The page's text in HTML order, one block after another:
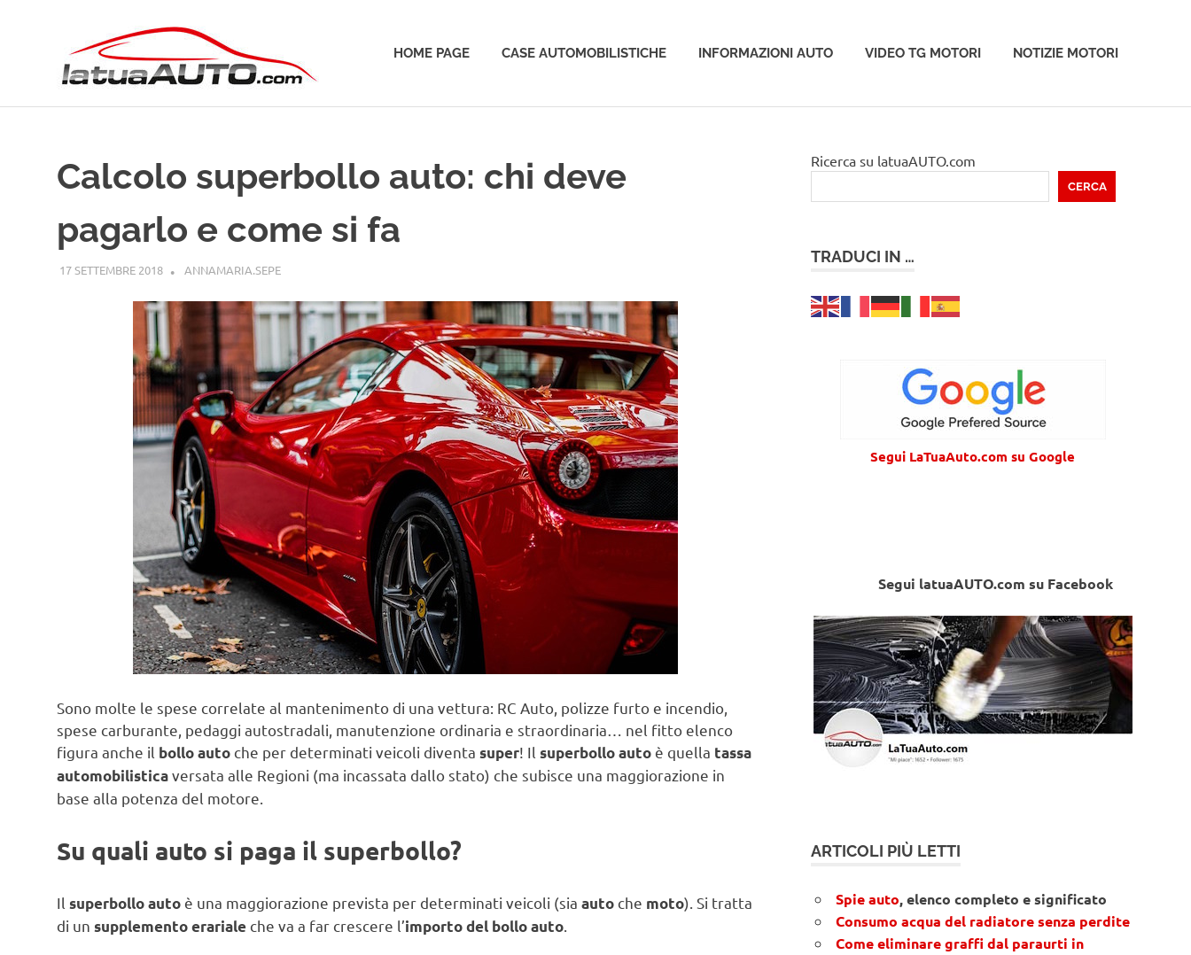
HOME PAGE CASE AUTOMOBILISTICHE INFORMAZIONI AUTO VIDEO TG MOTORI NOTIZIE MOTORI
Calcolo superbollo auto: chi deve
pagarlo e come si fa
17 SETTEMBRE 2018 ANNAMARIA.SEPEGUIDE
Sono molte le spese correlate al mantenimento di una vettura: RC Auto, polizze furto e incendio,
spese carburante, pedaggi autostradali, manutenzione ordinaria e straordinaria… nel fitto elenco
figura anche il bollo auto che per determinati veicoli diventa super! Il superbollo auto è quella tassa
automobilisticaversata alle Regioni (ma incassata dallo stato) che subisce una maggiorazione in
base alla potenza del motore.
Su quali auto si paga il superbollo?
Il superbollo auto è una maggiorazione prevista per determinati veicoli (sia auto che moto). Si tratta
di un supplemento erariale che va a far crescere l’importo del bollo auto.
Ricerca su latuaAUTO.com
CERCA
TRADUCI IN …
Segui LaTuaAuto.com su Google
Segui latuaAUTO.com su Facebook
ARTICOLI PIÙ LETTI
Spie auto, elenco completo e significato
Consumo acqua del radiatore senza perdite
Come eliminare graffi dal paraurti in